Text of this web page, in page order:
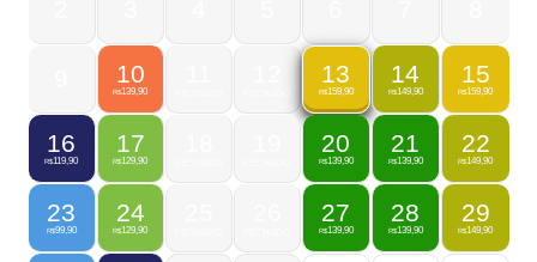
10
R$139,90
13
R$159,90
14
R$149,90
15
R$159,90
16
R$119,90
17
R$129,90
20
R$139,90
21
R$139,90
22
R$149,90
23
R$99,90
24
R$129,90
27
R$139,90
28
R$139,90
29
R$149,90